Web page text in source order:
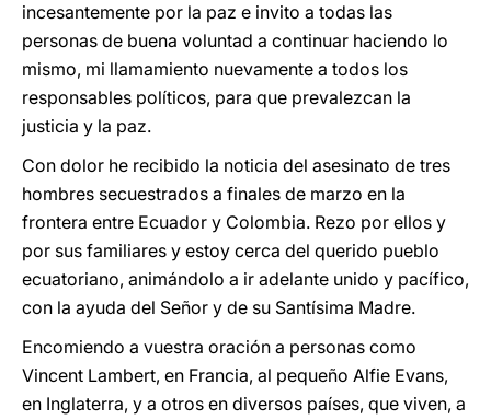
incesantemente por la paz e invito a todas las
personas de buena voluntad a continuar haciendo lo
mismo, mi llamamiento nuevamente a todos los
responsables políticos, para que prevalezcan la
justicia y la paz.
Con dolor he recibido la noticia del asesinato de tres
hombres secuestrados a finales de marzo en la
frontera entre Ecuador y Colombia. Rezo por ellos y
por sus familiares y estoy cerca del querido pueblo
ecuatoriano, animándolo a ir adelante unido y pacífico,
con la ayuda del Señor y de su Santísima Madre.
Encomiendo a vuestra oración a personas como
Vincent Lambert, en Francia, al pequeño Alfie Evans,
en Inglaterra, y a otros en diversos países, que viven, a